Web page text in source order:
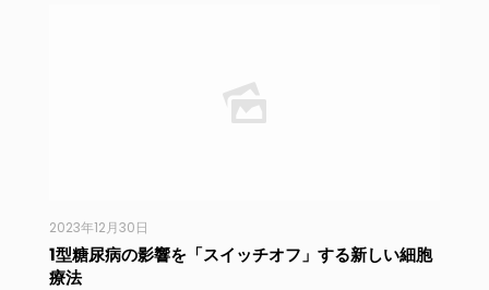
2023年12月30日
1型糖尿病の影響を「スイッチオフ」する新しい細胞
療法